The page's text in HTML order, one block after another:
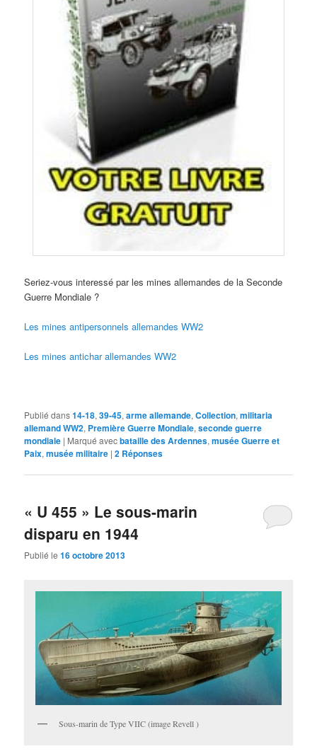
Seriez-vous interessé par les mines allemandes de la Seconde
Guerre Mondiale ?
Les mines antipersonnels allemandes WW2
Les mines antichar allemandes WW2
Publié dans14-18,39-45,arme allemande,Collection,militaria
allemand WW2, Première Guerre Mondiale,seconde guerre
mondiale | Marqué avecbataille des Ardennes,musée Guerre et
Paix,musée militaire |2 Réponses
« U 455 » Le sous-marin
disparu en 1944
Publié le16 octobre 2013
Sous-marin de Type VIIC (image Revell )